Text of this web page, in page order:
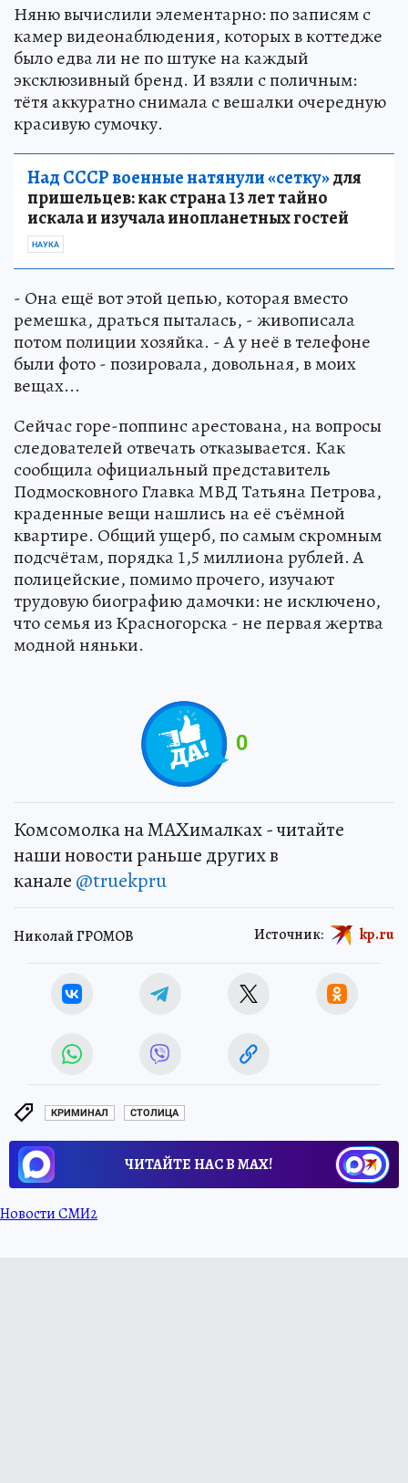
Няню вычислили элементарно: по записям с
камер видеонаблюдения, которых в коттедже
было едва ли не по штуке на каждый
эксклюзивный бренд. И взяли с поличным:
тётя аккуратно снимала с вешалки очередную
красивую сумочку.
Над СССР военные натянули «сетку»для
пришельцев: как страна 13 лет тайно
искала и изучала инопланетных гостей
НАУКА
- Она ещё вот этой цепью, которая вместо
ремешка, драться пыталась, - живописала
потом полиции хозяйка. - А у неё в телефоне
были фото - позировала, довольная, в моих
вещах...
Сейчас горе-поппинс арестована, на вопросы
следователей отвечать отказывается. Как
сообщила официальный представитель
Подмосковного Главка МВД Татьяна Петрова,
краденные вещи нашлись на её съёмной
квартире. Общий ущерб, по самым скромным
подсчётам, порядка 1,5 миллиона рублей. А
полицейские, помимо прочего, изучают
трудовую биографию дамочки: не исключено,
что семья из Красногорска - не первая жертва
модной няньки.
0
Комсомолка на MAXималках - читайте
наши новости раньше других в
канале @truekpru
Николай ГРОМОВ Источник: kp.ru
КРИМИНАЛ СТОЛИЦА
ЧИТАЙТЕ НАС В МАХ!
Новости СМИ2